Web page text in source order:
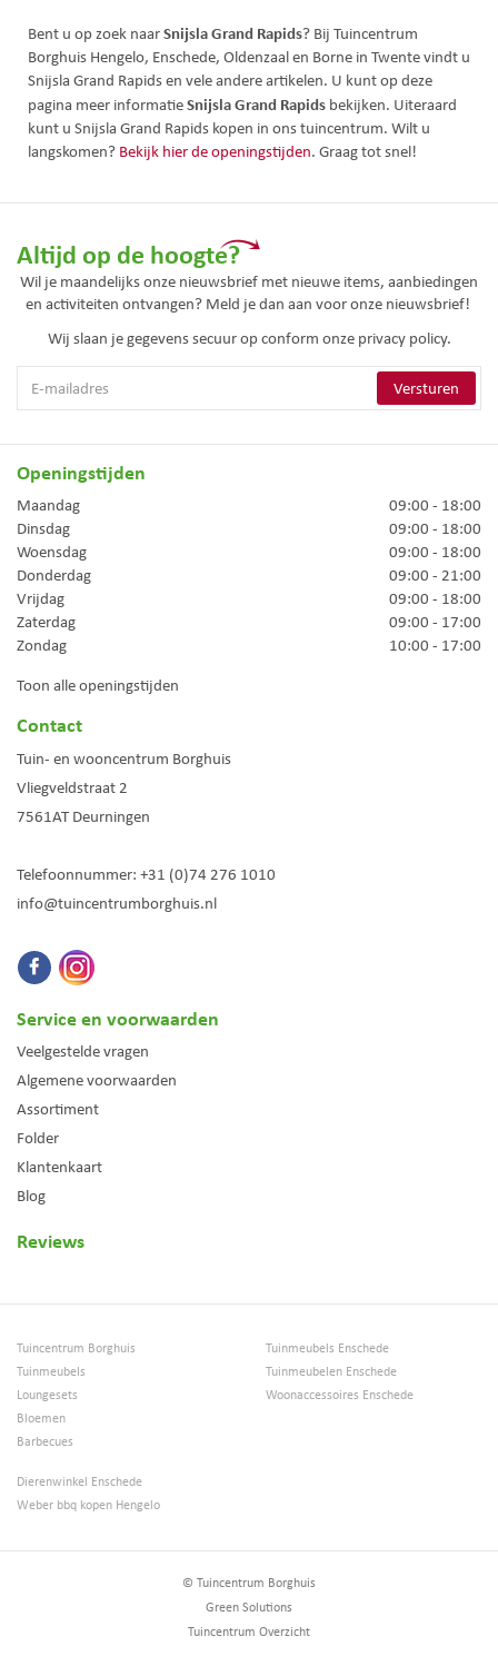
Bent u op zoek naarSnijsla Grand Rapids? Bij Tuincentrum
Borghuis Hengelo, Enschede, Oldenzaal en Borne in Twente vindt u
Snijsla Grand Rapids en vele andere artikelen. U kunt op deze
pagina meer informatieSnijsla Grand Rapids bekijken. Uiteraard
kunt u Snijsla Grand Rapids kopen in ons tuincentrum. Wilt u
langskomen? Bekijk hier de openingstijden. Graag tot snel!
Altijd op de hoogte?
Wil je maandelijks onze nieuwsbrief met nieuwe items, aanbiedingen
en activiteiten ontvangen? Meld je dan aan voor onze nieuwsbrief!
Wij slaan je gegevens secuur op conform onze privacy policy.
Openingstijden
Maandag
09:00 - 18:00
Dinsdag
09:00 - 18:00
Woensdag
09:00 - 18:00
Donderdag
09:00 - 21:00
Vrijdag
09:00 - 18:00
Zaterdag
09:00 - 17:00
Zondag
10:00 - 17:00
Toon alle openingstijden
Contact
Tuin- en wooncentrum Borghuis
Vliegveldstraat 2
7561AT Deurningen
Telefoonnummer: +31 (0)74 276 1010
info@tuincentrumborghuis.nl
Service en voorwaarden
Veelgestelde vragen
Algemene voorwaarden
Assortiment
Folder
Klantenkaart
Blog
Reviews
Tuincentrum Borghuis
Tuinmeubels
Loungesets
Bloemen
Barbecues
Tuinmeubels Enschede
Tuinmeubelen Enschede
Woonaccessoires Enschede
Dierenwinkel Enschede
Weber bbq kopen Hengelo
© Tuincentrum Borghuis
Green Solutions
Tuincentrum Overzicht